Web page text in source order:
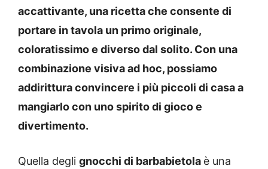
accattivante, una ricetta che consente di
portare in tavola un primo originale,
coloratissimo e diverso dal solito. Con una
combinazione visiva ad hoc, possiamo
addirittura convincere i più piccoli di casa a
mangiarlo con uno spirito di gioco e
divertimento.
Quella degli gnocchi di barbabietola è una